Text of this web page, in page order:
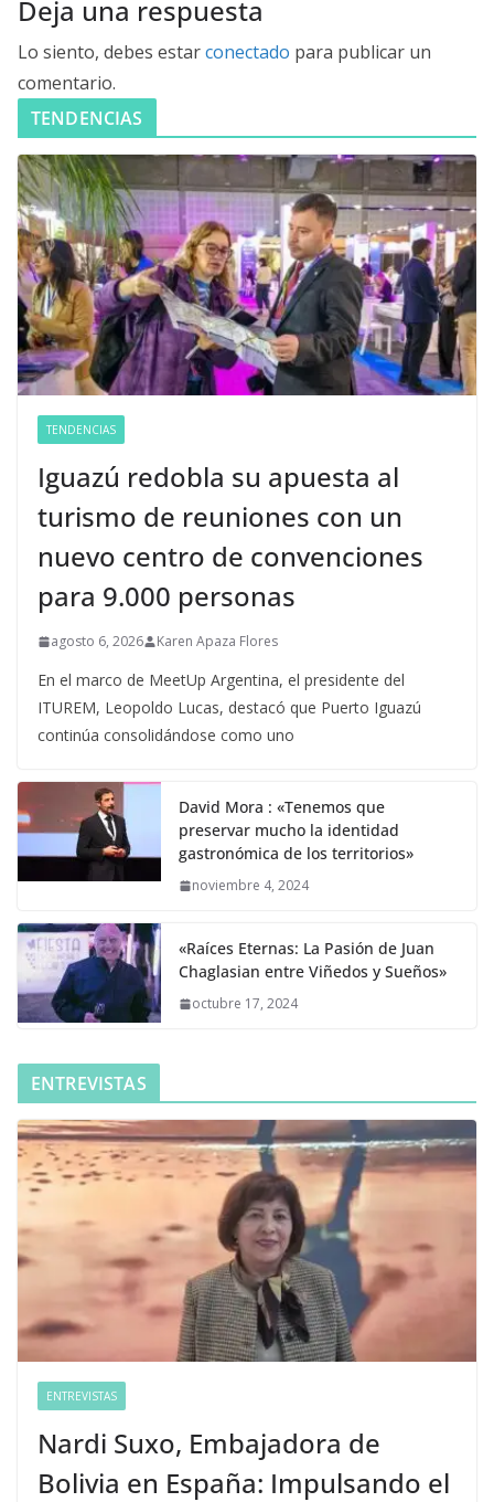
Deja una respuesta
Lo siento, debes estarconectado para publicar un
comentario.
TENDENCIAS
TENDENCIAS
Iguazú redobla su apuesta al
turismo de reuniones con un
nuevo centro de convenciones
para 9.000 personas
agosto 6, 2026 Karen Apaza Flores
En el marco de MeetUp Argentina, el presidente del
ITUREM, Leopoldo Lucas, destacó que Puerto Iguazú
continúa consolidándose como uno
David Mora : «Tenemos que
preservar mucho la identidad
gastronómica de los territorios»
noviembre 4, 2024
«Raíces Eternas: La Pasión de Juan
Chaglasian entre Viñedos y Sueños»
octubre 17, 2024
ENTREVISTAS
ENTREVISTAS
Nardi Suxo, Embajadora de
Bolivia en España: Impulsando el